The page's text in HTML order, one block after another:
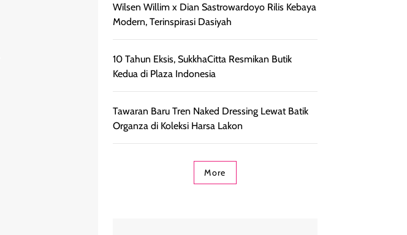
Wilsen Willim x Dian Sastrowardoyo Rilis Kebaya
Modern, Terinspirasi Dasiyah
10 Tahun Eksis, SukkhaCitta Resmikan Butik
Kedua di Plaza Indonesia
Tawaran Baru Tren Naked Dressing Lewat Batik
Organza di Koleksi Harsa Lakon
More